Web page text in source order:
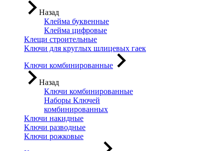
Назад
Клейма буквенные
Клейма цифровые
Клещи строительные
Ключи для круглых шлицевых гаек
Ключи комбинированные
Назад
Ключи комбинированные
Наборы Ключей
комбинированных
Ключи накидные
Ключи разводные
Ключи рожковые